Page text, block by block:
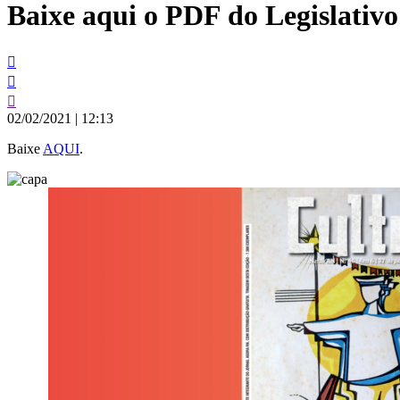
conteúdo
Baixe aqui o PDF do
02/02/2021 | 12:13
Baixe AQUI.